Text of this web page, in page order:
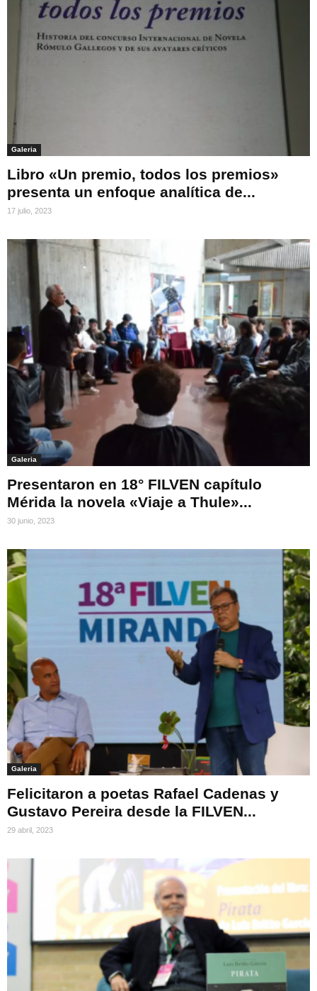
Galeria
Libro «Un premio, todos los premios»
presenta un enfoque analítica de...
17 julio, 2023
Galeria
Presentaron en 18° FILVEN capítulo
Mérida la novela «Viaje a Thule»...
30 junio, 2023
Galeria
Felicitaron a poetas Rafael Cadenas y
Gustavo Pereira desde la FILVEN...
29 abril, 2023